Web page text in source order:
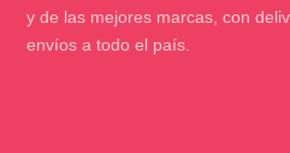
y de las mejores marcas, con
envíos a todo el país.